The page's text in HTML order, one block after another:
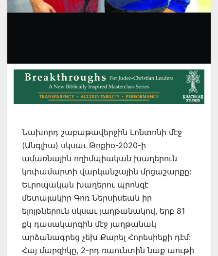
Նախորդ շաբաթավերջին Լոնտոնի մէջ
(Անգլիա) սկսաւ Թոքիօ-2020-ի
ամառնային ողիմպիական խաղերուն
կռփամարտի վարկանշային մրցաշարքը:
Եւրոպական խաղերու պրոնզէ
մետալակիր Գոռ Ներսիսեան իր
ելոյթներուն սկսաւ յաղթանակով, երբ 81
քկ դասակարգին մէջ յաղթանակ
արձանագրեց չեխ Քարել Հորեսիեքի դէմ:
Հայ մարզիկը, 2-րդ ռաունտին նաք աութի